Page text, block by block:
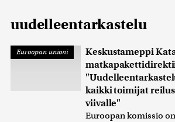
uudelleentarkastelu
Euroopan unioni
Keskustameppi
kaikki toimijat
viivalle"
Euroopan komissio